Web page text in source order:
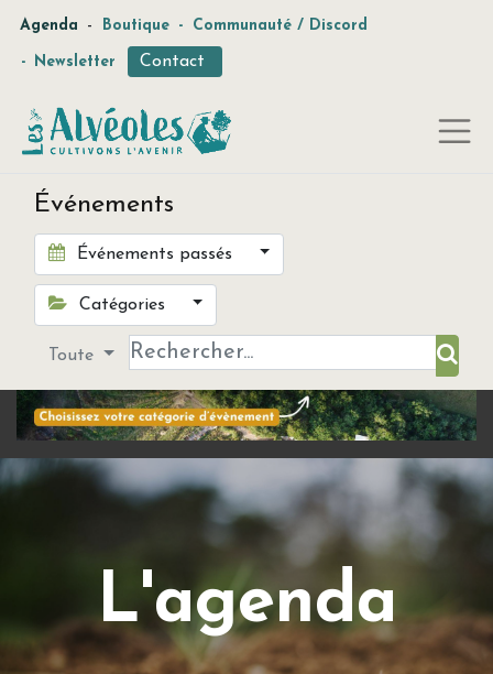
Agenda - Boutique - Communauté / Discord
- Newsletter Contact
Événements
Événements passés
Catégories
Toute
L'agenda